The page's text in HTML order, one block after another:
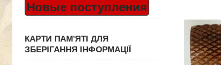
Новые поступления
КАРТИ ПАМ'ЯТІ ДЛЯ
ЗБЕРІГАННЯ ІНФОРМАЦІЇ